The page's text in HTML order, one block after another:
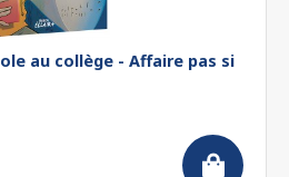
au collège - Affaire pas si